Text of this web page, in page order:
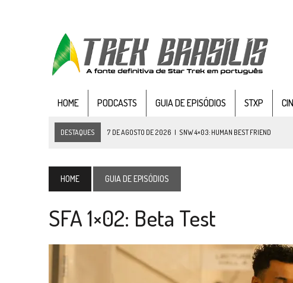
HOME PODCASTS GUIA DE EPISÓDIOS STXP
DESTAQUES 7 DE AGOSTO DE 2026 | SNW 4×03: HUMAN BEST FRIEND
BALDE DO ODO #122 CHILDREN OF TIME
4 DE AGOSTO DE 2026 | REVISITANDO “HIDE AND Q” (TNG 1×09)
3 DE AGOSTO DE 2026 VEJA FOTOS DO TERCEIRO EPISÓDIO DA 4ª TEMPORADA
2 DE AGOSTO DE 2026 TB AO VIVO | STAR TREK: STRANGE NEW WORLDS –
ELENCO DE STRANGE NEW WORLDS ENCARA O FIM DE
HOME GUIA DE EPISÓDIOS
SFA 1×02: Beta Test